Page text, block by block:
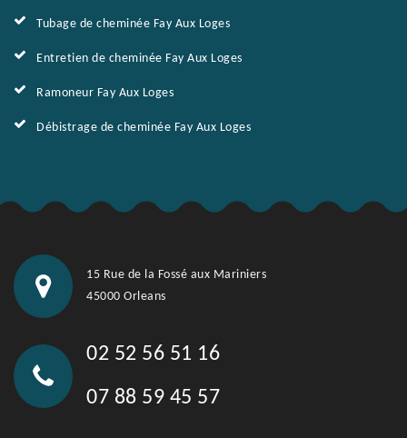
Tubage de cheminée Fay Aux Loges
Entretien de cheminée Fay Aux Loges
Ramoneur Fay Aux Loges
Débistrage de cheminée Fay Aux Loges
15 Rue de la Fossé aux Mariniers
45000 Orleans
02 52 56 51 16
07 88 59 45 57